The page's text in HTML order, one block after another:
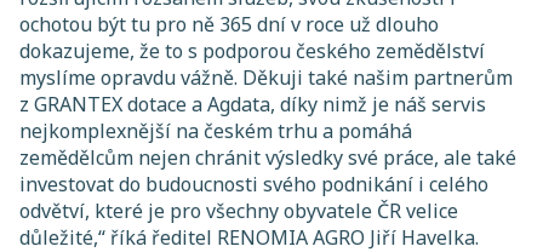
ochotou být tu pro ně 365 dní v roce už dlouho
dokazujeme, že to s podporou českého zemědělství
myslíme opravdu vážně. Děkuji také našim partnerům
z GRANTEX dotace a Agdata, díky nimž je náš servis
nejkomplexnější na českém trhu a pomáhá
zemědělcům nejen chránit výsledky své práce, ale také
investovat do budoucnosti svého podnikání i celého
odvětví, které je pro všechny obyvatele ČR velice
důležité,“ říká ředitel RENOMIA AGRO Jiří Havelka.